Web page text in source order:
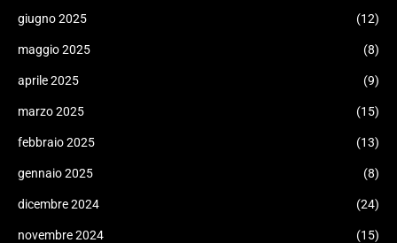
giugno 2025 (12)
maggio 2025 (8)
aprile 2025 (9)
marzo 2025 (15)
febbraio 2025 (13)
gennaio 2025 (8)
dicembre 2024 (24)
novembre 2024 (15)